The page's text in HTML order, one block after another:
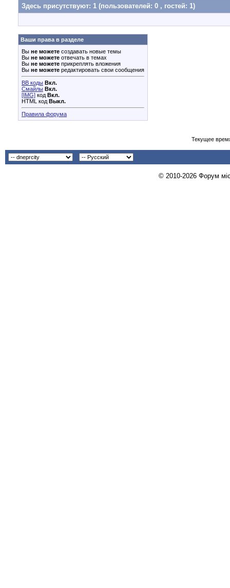
Здесь присутствуют: 1 (пользователей: 0 , гостей: 1)
Ваши права в разделе
Вы не можете создавать новые темы
Вы не можете отвечать в темах
Вы не можете прикреплять вложения
Вы не можете редактировать свои сообщения
BB коды Вкл.
Смайлы Вкл.
[IMG] код Вкл.
HTML код Выкл.
Правила форума
Текущее
© 2010-2026 Форум